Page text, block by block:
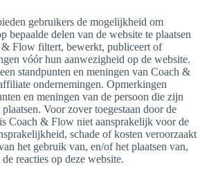
gebruikers de mogelijkheid om
bepaalde delen van de website te plaatsen
& Flow filtert, bewerkt, publiceert of
vóór hun aanwezigheid op de website.
standpunten en meningen van Coach &
ondernemingen. Opmerkingen
en meningen van de persoon die zijn
Voor zover toegestaan ​​door de
Coach & Flow niet aansprakelijk voor de
schade of kosten veroorzaakt
het gebruik van, en/of het plaatsen van,
reacties op deze website.